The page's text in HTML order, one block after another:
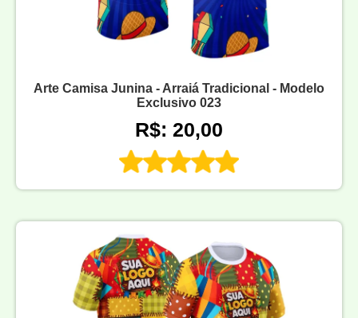
Arte Camisa Junina - Arraiá Tradicional - Modelo
Exclusivo 023
R$: 20,00